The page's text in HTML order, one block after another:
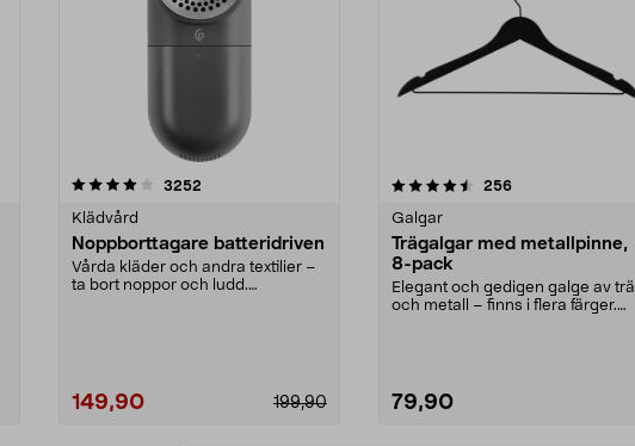
3252
Klädvård
Noppborttagare batteridriven
Vårda kläder och andra textilier –
ta bort noppor och ludd.
199,90
149,90
4.5av 5 stjärnor 256recensioner
Galgar
Trägalgar med metallpinne,
8-pack
Elegant och gedigen galge av trä
och metall – finns i flera färger.
79,90
4.0av 5 stjärnor